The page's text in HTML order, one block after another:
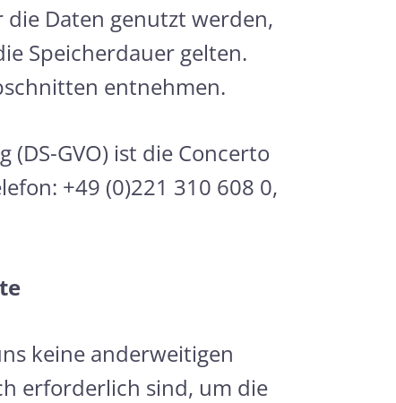
Daten genutzt werden,
Speicherdauer gelten.
entnehmen.
GVO) ist die Concerto
+49 (0)221 310 608 0,
keine anderweitigen
erforderlich sind, um die